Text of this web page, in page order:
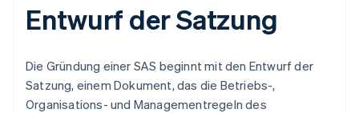
Entwurf der Satzung
Die Gründung einer SAS beginnt mit den Entwurf der
Satzung, einem Dokument, das die Betriebs-,
Organisations- und Managementregeln des